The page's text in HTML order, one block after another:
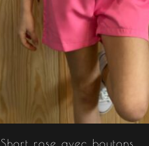
Short rose avec boutons